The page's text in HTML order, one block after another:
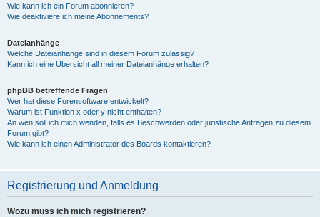
Wie kann ich ein Forum abonnieren?
Wie deaktiviere ich meine Abonnements?
Dateianhänge
Welche Dateianhänge sind in diesem Forum zulässig?
Kann ich eine Übersicht all meiner Dateianhänge erhalten?
phpBB betreffende Fragen
Wer hat diese Forensoftware entwickelt?
Warum ist Funktion x oder y nicht enthalten?
An wen soll ich mich wenden, falls es Beschwerden oder juristische Anfragen zu diesem
Forum gibt?
Wie kann ich einen Administrator des Boards kontaktieren?
Registrierung und Anmeldung
Wozu muss ich mich registrieren?